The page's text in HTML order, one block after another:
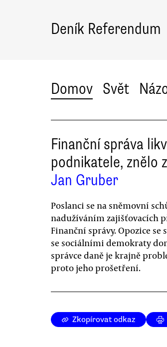
Deník Referendum
Domov Svět
Finanční správa
podnikatele, znělo
Jan Gruber
Poslanci se na sněmovní
nadužíváním zajišťovacích
Finanční správy. Opozice se
se sociálními demokraty
správce daně je krajně
proto jeho prošetření.
Zkopírovat odkaz